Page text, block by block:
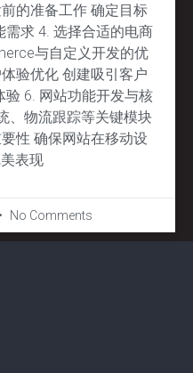
的准备工作 确定目标
求 4. 选择合适的电商
与自定义开发的优
验优化 创建吸引客户
6. 网站功能开发与核
、物流跟踪等关键模块
性 确保网站在移动设
表现
No Comments